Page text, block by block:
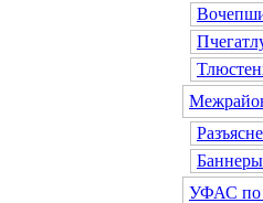
Баннеры
УФАС по